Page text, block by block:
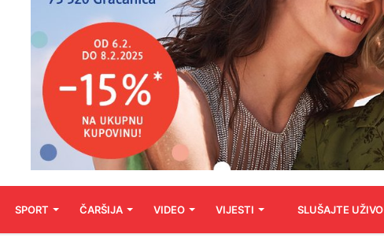
SPORT ČARŠIJA VIDEO VIJESTI SLUŠAJTE UŽIVO